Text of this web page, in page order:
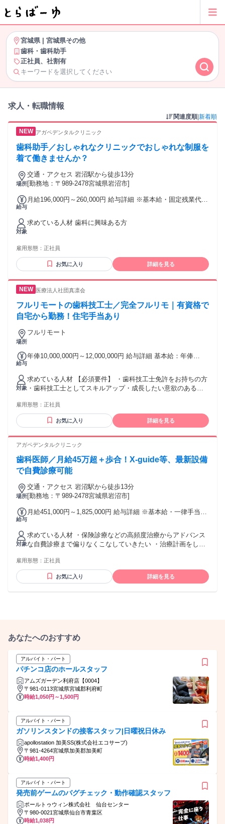
宮城県| 宮城県その他
歯科・歯科助手
正社員、社割有
キーワードを選択してください
求人・転職情報
関連度順 新着順
アガペデンタルクリニック
歯科助手／おしゃれなクリニックでおしゃれな制服を
着て働きませんか？
場所
交通・アクセス 岩沼駅から徒歩13分
[勤務地：〒989-2478宮城県岩沼市]
給与
月給196,000円～260,000円 給与詳細 ※基本給・固定残業代・
代：あり 1ヶ月あたり1万円 〜 1万円（固定残業時間：1ヶ月
あたり5時間 〜 5時間） 固定残業時間を超えた勤務時間につ
われる通勤・皆勤・家族手当金額：あり 1ヶ月あたり1万円 〜
176,000円〜230,000円 精勤手当 10000円 固定残業代 10000円
（５時間分） 昇給制度 あり 賞与 あり 通勤手当 あり セミナ
ー補助 あり マイカー通勤可（スタッフ用駐車場有） 雇用保
険,労災保険,健康保険,厚生年金 夏季休暇 年末年始休暇 あり
対象
求めている人材 歯科に興味ある方
雇用形態： 正社員
お気に入り 詳細を見る
医療法人社団真凛会
フルリモートの歯科技工士／完全フルリモ｜有資格で
自宅から勤務！住宅手当あり
場所
フルリモート
給与
年俸10,000,000円～12,000,000円 給与詳細 基本給：年俸
一律で支払われる通勤・皆勤・家族手当金額：あり 全員に一
律で支払われるその他手当金額：あり ■別途手当 ・歩合給あ
り（保険20%、自費25%） ・住宅手当2万円（賃貸で世帯主の
場合／交通費との選択制） ・引越手当（不動産仲介手数料無
終了後の給与変動はナシ。 給与は働き方、勤務形態、経験・
スキル等により決定いたします。 固定残業時間を超過した場
合は、別途法定通り支給。 給与額により、固定残業手当の金
額および時間数は異なります。 ※固定残業手当（15～25時間
分）は目安であり、 毎月必ず当該時間数の残業が発生するも
のではありません！
対象
求めている人材 【必須要件】 ・歯科技工士免許をお持ちの方
・歯科技工士としてスキルアップ・成長したい意欲のある方
い方 【歓迎要件】 ・マウスピース矯正、または一般歯科治療
に関する臨床経験をお持ちの方 ・医療広告、オンライン診療
に関する知識・興味のある方 ・副業・業務委託など柔軟な働
築けるコミュニケーション力のある方
雇用形態： 正社員
お気に入り 詳細を見る
アガペデンタルクリニック
歯科医師／月給45万超＋歩合！X-guide等、最新設備
で自費診療可能
場所
交通・アクセス 岩沼駅から徒歩13分
[勤務地：〒989-2478宮城県岩沼市]
給与
月給451,000円～1,825,000円 給与詳細 ※基本給・一律手当の
律手当】 全員に一律で支払われる通勤・皆勤・家族手当金
額：あり 1ヶ月あたり1000円 〜 2万5000円 全員に一律で支払
われるその他手当金額：あり ・経験年数2年目から歩合あり
（総売上−基本給の5倍）×0.2+基本給 【例・基本給45万円の
円 ※基本給の五倍の売り上げがない場合は基本給のみとなり
ます。 ・経験年数に応じて基本給の昇給をします。 【例】
１年目 基本給45万円 ２年目 基本給55万円＋歩合 ３年目 基本
3ヶ月（条件変更：基本給マイナス５万円、歩合なし） マイカ
険,厚生年金 GW、夏季休暇、年末年始休暇 あり
対象
求めている人材 ・保険診療などの高頻度治療からアドバンス
な自費診療まで偏りなくこなしていきたい ・治療計画をしっ
たい ・売上を自分の収入に反映してほしい ・セミナーなど積
極的に学びたい そんなDr.をお待ちしております。
雇用形態： 正社員
お気に入り 詳細を見る
あなたへのおすすめ
アルバイト・パート
パチンコ店のホールスタッフ
アムズガーデン利府店【0004】
〒981-0113宮城県宮城郡利府町
時給1,050円～1,500円
アルバイト・パート
ガソリンスタンドの接客スタッフ|日曜祝日休み
apollostation 加美SS(株式会社エコサーブ)
〒981-4264宮城県加美郡加美町
時給1,400円
アルバイト・パート
発売前ゲームのバグチェック・動作確認スタッフ
ポールトゥウィン株式会社 仙台センター
〒980-0021宮城県仙台市青葉区
時給1,038円